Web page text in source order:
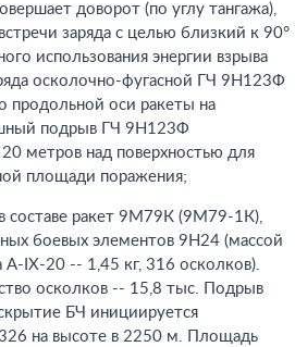
доворот (по углу тангажа),
заряда с целью близкий к 90°
использования энергии взрыва
осколочно-фугасной ГЧ 9Н123Ф
продольной оси ракеты на
подрыв ГЧ 9Н123Ф
метров над поверхностью для
площади поражения;
составе ракет 9М79К (9М79-1К),
боевых элементов 9Н24 (массой
А-IX-20 -- 1,45 кг, 316 осколков).
осколков -- 15,8 тыс. Подрыв
БЧ инициируется
на высоте в 2250 м. Площадь